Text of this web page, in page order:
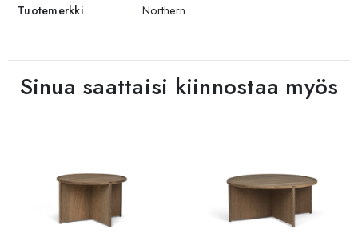
Tuotemerkki Northern
Sinua saattaisi kiinnostaa myös